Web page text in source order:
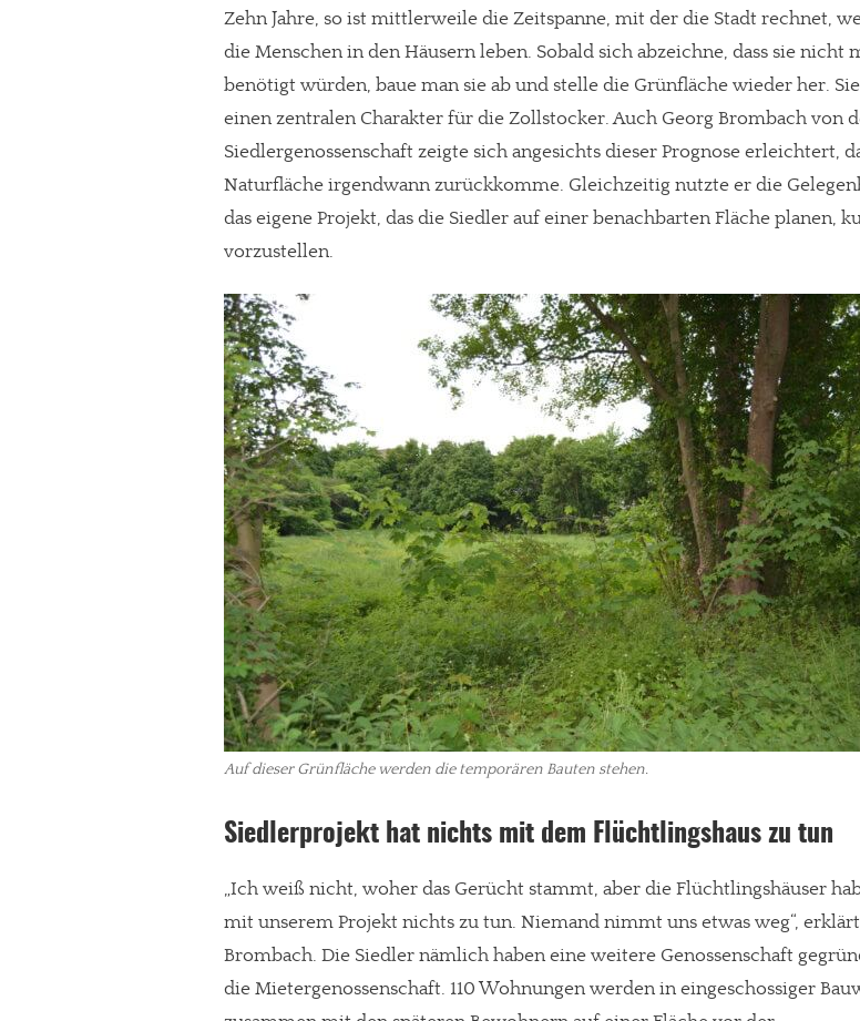
Zehn Jahre, so ist mittlerweile die Zeitspanne, mit der die Stadt rechnet,
die Menschen in den Häusern leben. Sobald sich abzeichne, dass sie nicht
benötigt würden, baue man sie ab und stelle die Grünfläche wieder her.
einen zentralen Charakter für die Zollstocker. Auch Georg Brombach von
Siedlergenossenschaft zeigte sich angesichts dieser Prognose erleichtert,
Naturfläche irgendwann zurückkomme. Gleichzeitig nutzte er die
das eigene Projekt, das die Siedler auf einer benachbarten Fläche planen,
vorzustellen.
Auf dieser Grünfläche werden die temporären Bauten stehen.
Siedlerprojekt hat nichts mit dem Flüchtlingshaus zu tun
„Ich weiß nicht, woher das Gerücht stammt, aber die Flüchtlingshäuser
mit unserem Projekt nichts zu tun. Niemand nimmt uns etwas weg“, erklärt
Brombach. Die Siedler nämlich haben eine weitere Genossenschaft
die Mietergenossenschaft. 110 Wohnungen werden in eingeschossiger